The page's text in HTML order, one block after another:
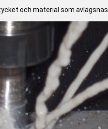
och material som avlägsnas